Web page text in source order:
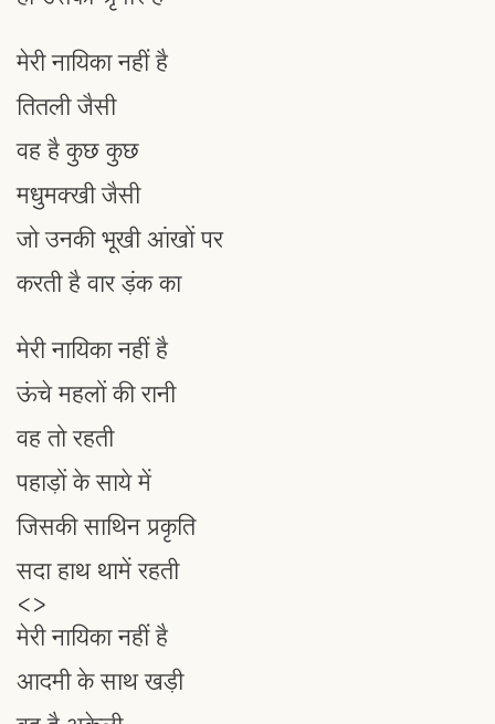
मेरी नायिका नहीं है
तितली जैसी
वह है कुछ कुछ
मधुमक्खी जैसी
जो उनकी भूखी आंखों पर
करती है वार ड़ंक का
मेरी नायिका नहीं है
ऊंचे महलों की रानी
वह तो रहती
पहाड़ों के साये में
जिसकी साथिन प्रकृति
सदा हाथ थामें रहती
<>
मेरी नायिका नहीं है
आदमी के साथ खड़ी